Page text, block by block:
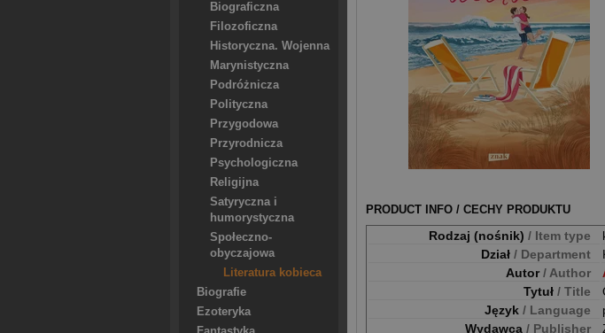
Biograficzna
Filozoficzna
Historyczna. Wojenna
Marynistyczna
Podróżnicza
Polityczna
Przygodowa
Przyrodnicza
Psychologiczna
Religijna
Satyryczna i
humorystyczna
Społeczno-
obyczajowa
Literatura kobieca
Biografie
Ezoteryka
PRODUCT INFO / CECHY PRODUKTU
Rodzaj (nośnik) / Item type
Dział / Department
Autor/ Author
Tytuł / Title
Język / Language
Wydawca / Publisher